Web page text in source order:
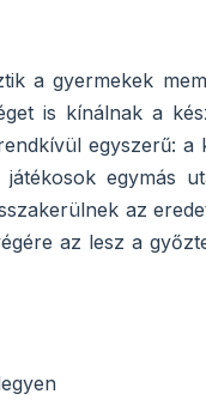
a gyermekek
is kínálnak a
egyszerű: a
egymás
az
az lesz a